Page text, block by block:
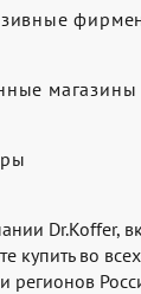
лояльности
магазины
Dr.Koffer,
купить во
регионов